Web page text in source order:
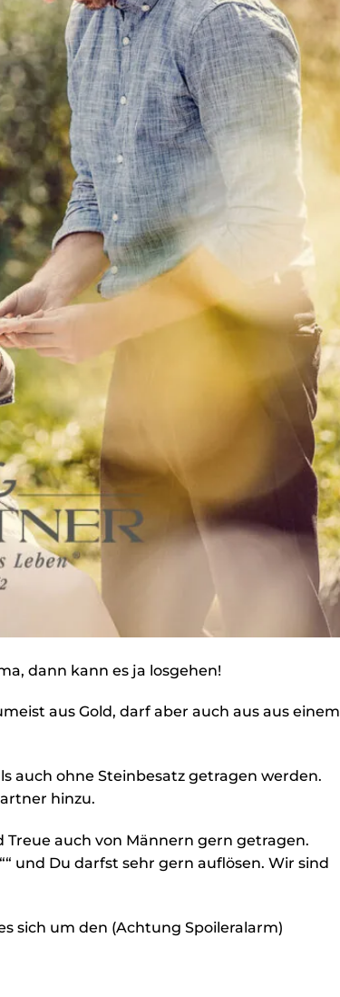
dann kann es ja losgehen!
aus Gold, darf aber auch aus aus einem
auch ohne Steinbesatz getragen werden.
hinzu.
auch von Männern gern getragen.
und Du darfst sehr gern auflösen. Wir sind
sich um den (Achtung Spoileralarm)